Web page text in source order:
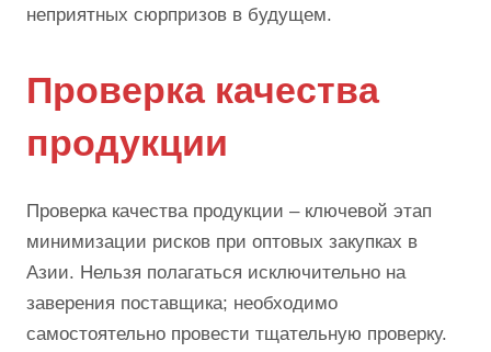
неприятных сюрпризов в будущем.
Проверка качества
продукции
Проверка качества продукции – ключевой этап
минимизации рисков при оптовых закупках в
Азии. Нельзя полагаться исключительно на
заверения поставщика; необходимо
самостоятельно провести тщательную проверку.